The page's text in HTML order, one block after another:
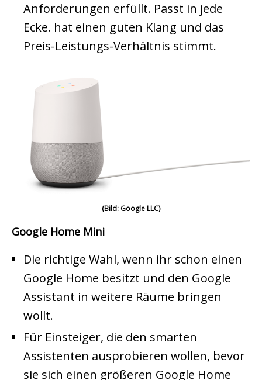
Anforderungen erfüllt. Passt in jede
Ecke. hat einen guten Klang und das
Preis-Leistungs-Verhältnis stimmt.
(Bild: Google LLC)
Google Home Mini
Die richtige Wahl, wenn ihr schon einen
Google Home besitzt und den Google
Assistant in weitere Räume bringen
wollt.
Für Einsteiger, die den smarten
Assistenten ausprobieren wollen, bevor
sie sich einen größeren Google Home